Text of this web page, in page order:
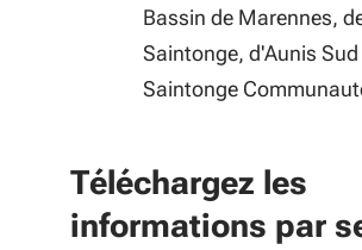
Bassin de Marennes,
Saintonge, d'Aunis
Saintonge
Téléchargez les
informations par